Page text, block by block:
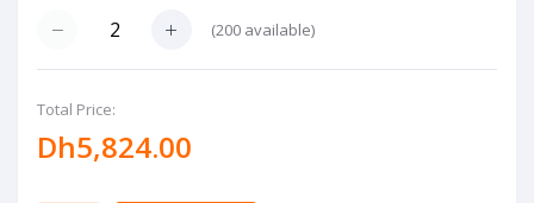
(200 available)
Total Price:
Dh5,824.00